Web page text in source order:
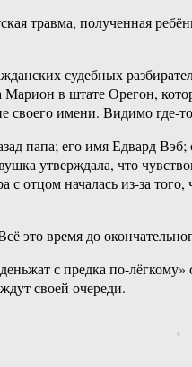
травма, полученная
судебных
в штате Орегон,
своего имени. Видимо где-
папа; его имя Едвард
утверждала, что
отцом началась из-за
это время до
с предка по-
своей очереди.